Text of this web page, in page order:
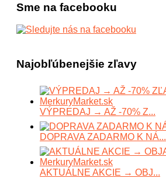
Sme na facebooku
Najobľúbenejšie zľavy
VÝPREDAJ → AŽ -70% Z...
DOPRAVA ZADARMO K NÁ...
AKTUÁLNE AKCIE → OBJ...